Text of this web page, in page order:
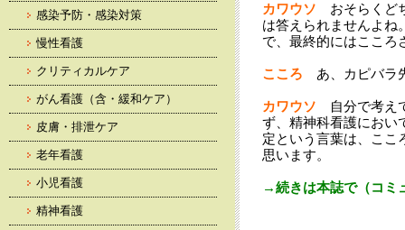
カワウソ おそらくど
は答えられませんよね
で、最終的にはこころ
こころ あ、カピバラ
カワウソ 自分で考え
ず、精神科看護におい
定という言葉は、ここ
思います。
→続きは本誌で（コミ
感染予防・感染対策
慢性看護
クリティカルケア
がん看護（含・緩和ケア）
皮膚・排泄ケア
老年看護
小児看護
精神看護